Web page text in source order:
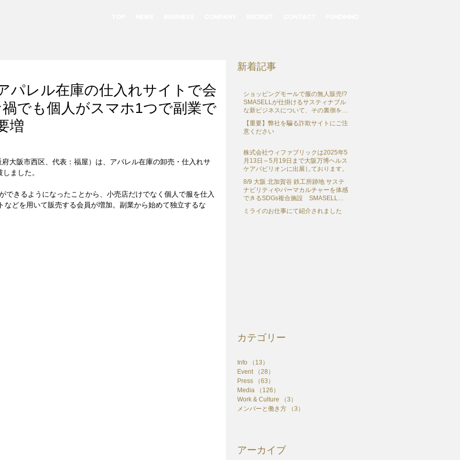
パレル在庫の仕入れサイトで会
でも個人がスマホ1つで副業で
増
大阪市西区、代表：福屋）は、アパレル在庫の卸売・仕入れサ
ました。
できるようになったことから、小売店だけでなく個人で服を仕入
などを用いて販売する会員が増加。副業から始めて独立するな
新着記事
ショッピングモールで服の無人販売!?
SMASELLが仕掛けるサスティナブル
な新ビジネスについて、その裏側を独
占インタビュー
【重要】弊社を騙る詐欺サイトにご注
意ください
株式会社ウィファブリックは2025年5
月13日～5月19日まで大阪万博ヘルス
ケアパビリオンに出展しております。
8/9 大阪 北加賀谷 鉄工所跡地 サステ
ナビリティやパーマカルチャーを体感
できるSDGs複合施設 SMASELL
SUSTAINABLE COMMUNE（スマセ
ル サステナブルコミューン） グラン
ミライのお仕事にて紹介されました
カテゴリー
Info （13）
Event
（28）
Press
（63）
Media
（126）
Work & Culture
（3）
メンバーと働き方
（3）
アーカイブ